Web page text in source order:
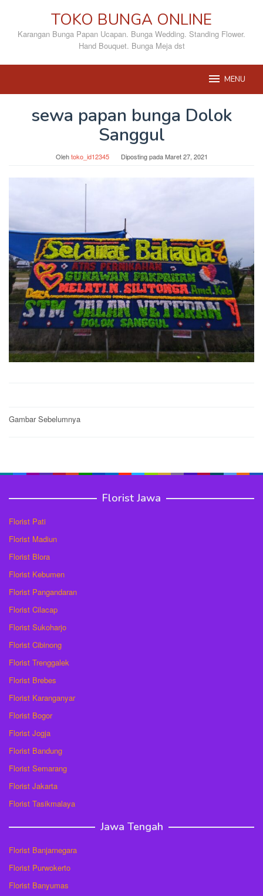
konten
TOKO BUNGA ONLINE
Karangan Bunga Papan Ucapan. Bunga Wedding. Standing Flower.
Hand Bouquet. Bunga Meja dst
MENU
sewa papan bunga Dolok
Sanggul
Olehtoko_id12345 Diposting padaMaret 27, 2021
Post
Gambar Sebelumnya
Florist Jawa
Florist Pati
Florist Madiun
Florist Blora
Florist Kebumen
Florist Pangandaran
Florist Cilacap
Florist Sukoharjo
Florist Cibinong
Florist Trenggalek
Florist Brebes
Florist Karanganyar
Florist Bogor
Florist Jogja
Florist Bandung
Florist Semarang
Florist Jakarta
Florist Tasikmalaya
Jawa Tengah
Florist Banjarnegara
Florist Purwokerto
Florist Banyumas